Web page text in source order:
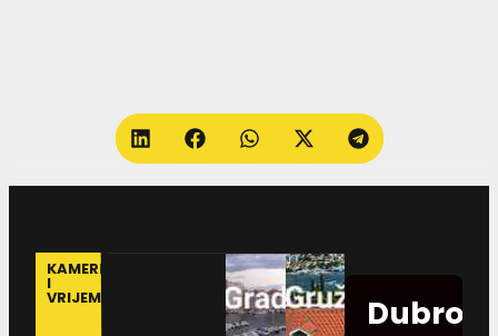
KAMERE
I
VRIJEME